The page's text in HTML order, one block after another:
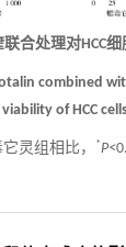
合处理对HCC
combined
of HCC
灵组相比， *P<